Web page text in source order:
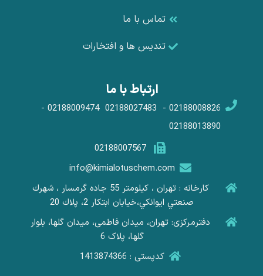
تماس با ما
تندیس ها و افتخارات
ارتباط با ما
02188008826 - 02188027483 02188009474 -
02188013890
info@kimialotuschem.com
کارخانه : تهران ، كيلومتر 55 جاده گرمسار ، شهرك
صنعتي ايوانكي،خيابان ابتكار 2، پلاك 20
دفترمرکزی: تهران، میدان فاطمی، میدان گلها، بلوار
گلها، پلاک 6
کدپستی : 1413874366